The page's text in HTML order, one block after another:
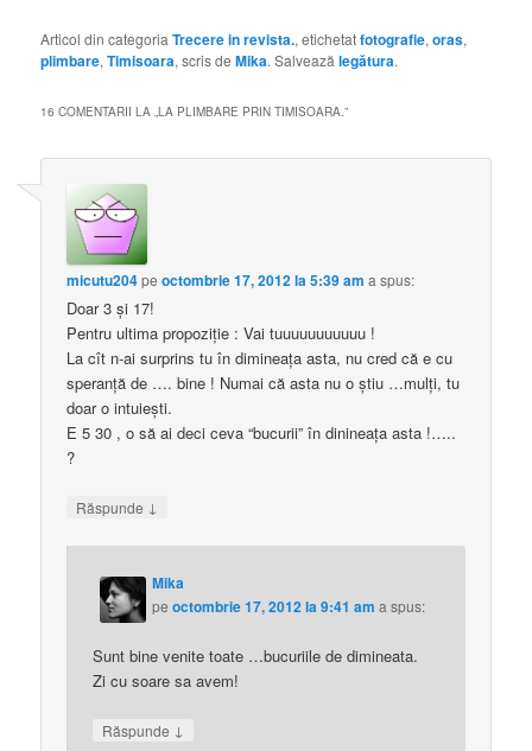
Articol din categoriaTrecere in revista., etichetatfotografie,oras,
plimbare,Timisoara, scris deMika. Salveazălegătura.
16 COMENTARII LA „LA PLIMBARE PRIN TIMISOARA.”
micutu204peoctombrie 17, 2012 la 5:39 am a spus:
Doar 3 şi 17!
Pentru ultima propoziţie : Vai tuuuuuuuuuuu !
La cît n-ai surprins tu în dimineaţa asta, nu cred că e cu
speranţă de …. bine ! Numai că asta nu o ştiu …mulţi, tu
doar o intuieşti.
E 5 30 , o să ai deci ceva “bucurii” în dinineaţa asta !…..
?
Răspunde ↓
Mika
peoctombrie 17, 2012 la 9:41 am a spus:
Sunt bine venite toate …bucuriile de dimineata.
Zi cu soare sa avem!
Răspunde ↓